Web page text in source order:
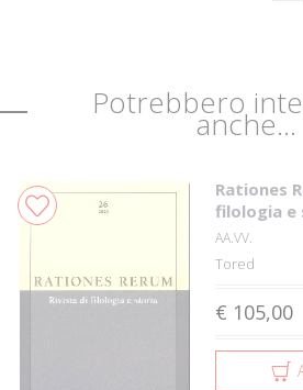
Potrebbero
anche...
Rationes
filologia e
AA.VV.
Tored
€ 105,00